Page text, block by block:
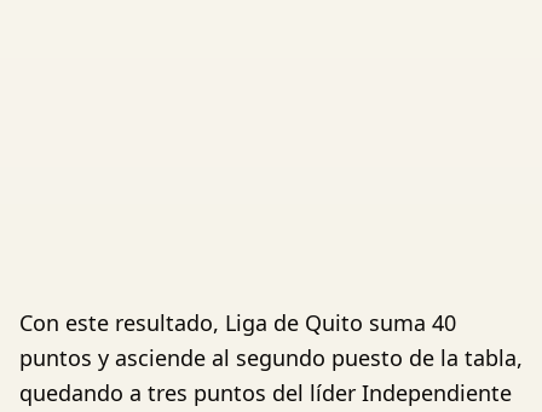
Con este resultado, Liga de Quito suma 40
puntos y asciende al segundo puesto de la tabla,
quedando a tres puntos del líder Independiente